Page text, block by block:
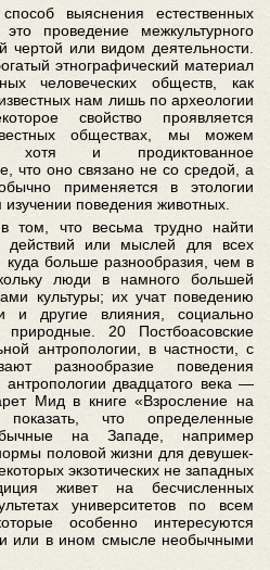
выяснения естественных
проведение межкультурного
чертой или видом деятельности.
этнографический материал
человеческих обществ, как
нам лишь по археологии
свойство проявляется
обществах, мы можем
хотя и продиктованное
что оно связано не со средой, а
применяется в этологии
поведения животных.
том, что весьма трудно найти
действий или мыслей для всех
больше разнообразия, чем в
люди в намного большей
культуры; их учат поведению
и другие влияния, социально
20 Постбоасовские
антропологии, в частности, с
разнообразие поведения
антропологии двадцатого века —
Мид в книге «Взросление на
что определенные
на Западе, например
половой жизни для девушек-
экзотических не западных
живет на бесчисленных
университетов по всем
особенно интересуются
или в ином смысле необычными